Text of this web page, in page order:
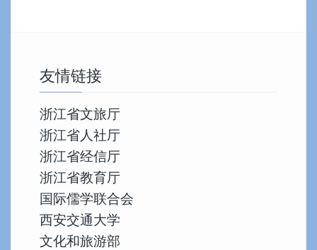
友情链接
浙江省文旅厅
浙江省人社厅
浙江省经信厅
浙江省教育厅
国际儒学联合会
西安交通大学
文化和旅游部